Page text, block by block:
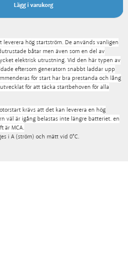
Lägg i varukorg
leverera hög startström. De används vanligen
båtar men även som en del av
elektrisk utrustning. Vid den här typen av
eftersom generatorn snabbt laddar upp
för start har bra prestanda och lång
för att täcka startbehoven för alla
krävs att det kan leverera en hög
väl är igång belastas inte längre batteriet. en
är MCA.
i A (ström) och mätt vid 0°C.